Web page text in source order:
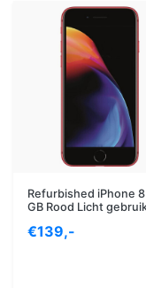
Refurbished iPhone
GB Rood Licht
€139,-